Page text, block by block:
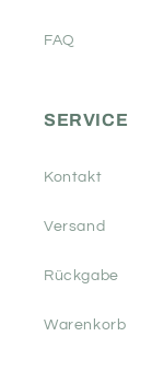
FAQ
SERVICE
Kontakt
Versand
Rückgabe
Warenkorb